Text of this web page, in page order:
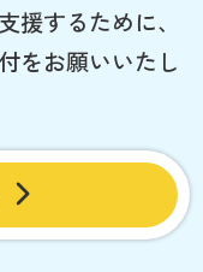
援するために、
をお願いいたし